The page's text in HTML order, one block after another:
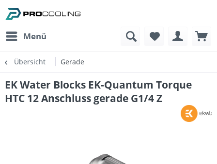
Menü
Übersicht Gerade
EK Water Blocks EK-Quantum Torque
HTC 12 Anschluss gerade G1/4 Z